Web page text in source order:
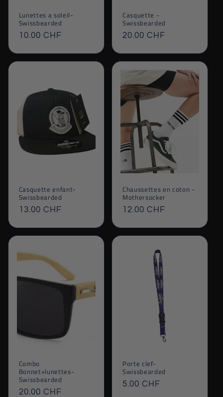
Lunettes a soleil-
Swissbearded
Prix
10.00 CHF
Casquette -
Swissbearded
Prix
20.00 CHF
Casquette enfant-
Swissbearded
Prix
13.00 CHF
Chaussettes en coton -
Mothersocker
Prix
12.00 CHF
Combo
Bonnet+lunettes-
Swissbearded
Prix
20.00 CHF
Porte clef-
Swissbearded
Prix
5.00 CHF